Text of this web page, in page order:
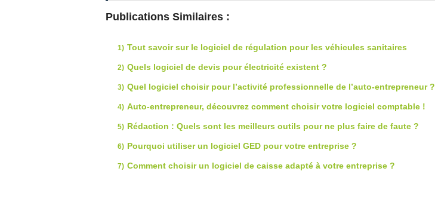
Publications Similaires :
Tout savoir sur le logiciel de régulation pour les véhicules sanitaires
Quels logiciel de devis pour électricité existent ?
Quel logiciel choisir pour l’activité professionnelle de l’auto-entrepreneur ?
Auto-entrepreneur, découvrez comment choisir votre logiciel comptable !
Rédaction : Quels sont les meilleurs outils pour ne plus faire de faute ?
Pourquoi utiliser un logiciel GED pour votre entreprise ?
Comment choisir un logiciel de caisse adapté à votre entreprise ?